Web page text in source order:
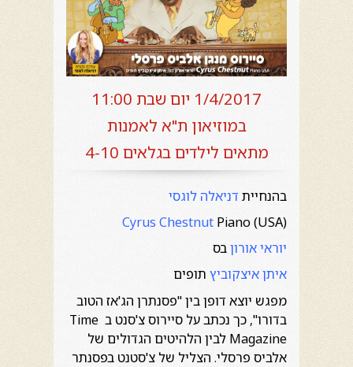
1/4/2017 יום שבת 11:00
במוזיאון ת"א לאמנות
מתאים לילדים בגלאים 4-10
בהנחיית דניאלה לוגסי
Cyrus Chestnut Piano (USA)
יוראי אורוןבס
איתן איצקוביץ תופים
מפגש יוצא דופן בין "פסנתרן הג'אז הטוב
בדורו", כך נכתב על סיירוס צ'סנט ב Time
Magazine לבין הלהיטים הגדולים של
אלביס פרסלי. הצליל של צ'סטנט בפסנתר